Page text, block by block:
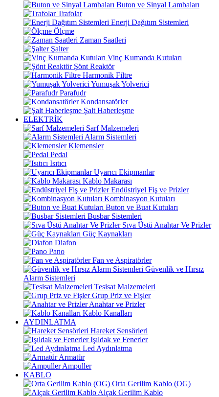
Buton ve Sinyal Lambaları
Trafolar
Enerji Dağıtım Sistemleri
Ölçme
Zaman Saatleri
Şalter
Vinç Kumanda Kutuları
Şönt Reaktör
Harmonik Filtre
Yumuşak Yolverici
Parafudr
Kondansatörler
Şalt Haberleşme
ELEKTRİK
Sarf Malzemeleri
Alarm Sistemleri
Klemensler
Pedal
Isıtıcı
Uyarıcı Ekipmanlar
Kablo Makarası
Endüstriyel Fiş ve Prizler
Kombinasyon Kutuları
Buton ve Buat Kutuları
Busbar Sistemleri
Sıva Üstü Anahtar Ve Prizler
Güç Kaynakları
Diafon
Pano
Fan ve Aspiratörler
Güvenlik ve Hırsız
Alarm Sistemleri
Tesisat Malzemeleri
Grup Priz ve Fişler
Anahtar ve Prizler
Kablo Kanalları
AYDINLATMA
Hareket Sensörleri
Işıldak ve Fenerler
Led Aydınlatma
Armatür
Ampuller
KABLO
Orta Gerilim Kablo (OG)
Alçak Gerilim Kablo